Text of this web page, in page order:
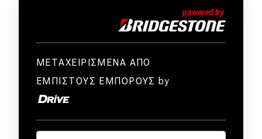
ΜΕΤΑΧΕΙΡΙΣΜΕΝΑ ΑΠΟ
ΕΜΠΙΣΤΟΥΣ ΕΜΠΟΡΟΥΣ by